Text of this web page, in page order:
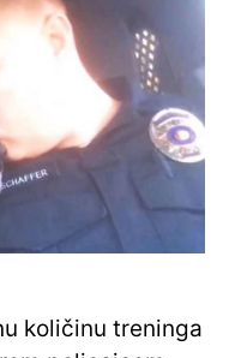
količinu treninga